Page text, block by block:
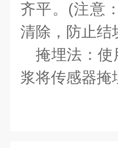
齐平。 (注意
清除，防止结
掩埋法：使
浆将传感器掩